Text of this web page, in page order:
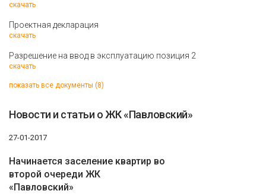
скачать
Проектная декларация
скачать
Разрешение на ввод в эксплуатацию позиция 2
скачать
показать все документы (8)
Новости и статьи о ЖК «Павловский»
27-01-2017
Начинается заселение квартир во
второй очереди ЖК
«Павловский»